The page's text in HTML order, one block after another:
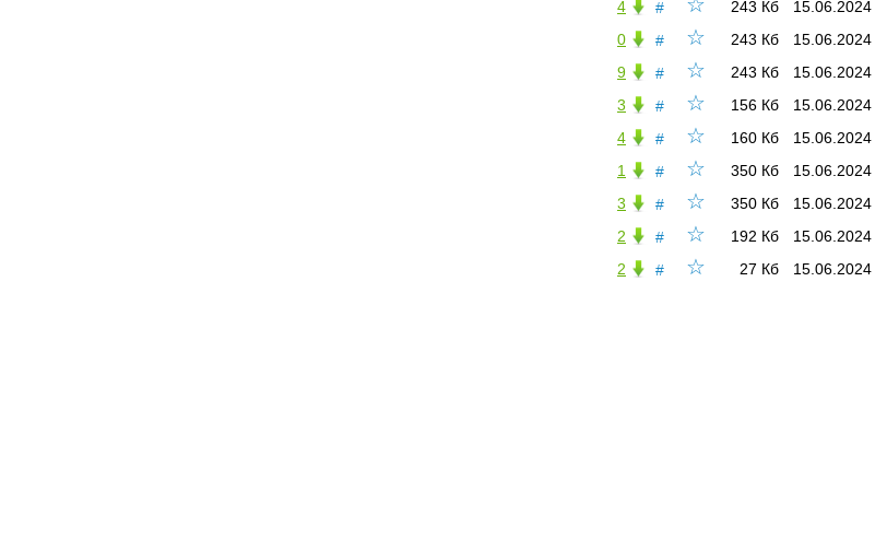
# 15.06.2024
243 Кб
4
☆
# 15.06.2024
243 Кб
0
☆
# 15.06.2024
243 Кб
9
☆
# 15.06.2024
156 Кб
3
☆
# 15.06.2024
160 Кб
4
☆
# 15.06.2024
350 Кб
1
☆
# 15.06.2024
350 Кб
3
☆
# 15.06.2024
192 Кб
2
☆
# 15.06.2024
27 Кб
2